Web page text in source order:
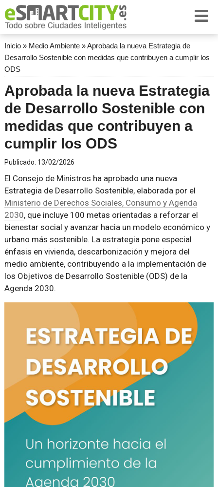
Inicio» Medio Ambiente»Aprobada la nueva Estrategia de
Desarrollo Sostenible con medidas que contribuyen a cumplir los
ODS
Aprobada la nueva Estrategia
de Desarrollo Sostenible con
medidas que contribuyen a
cumplir los ODS
Publicado: 13/02/2026
El Consejo de Ministros ha aprobado una nueva
Estrategia de Desarrollo Sostenible, elaborada por el
Ministerio de Derechos Sociales, Consumo y Agenda
2030, que incluye 100 metas orientadas a reforzar el
bienestar social y avanzar hacia un modelo económico y
urbano más sostenible. La estrategia pone especial
énfasis en vivienda, descarbonización y mejora del
medio ambiente, contribuyendo a la implementación de
los Objetivos de Desarrollo Sostenible (ODS) de la
Agenda 2030.